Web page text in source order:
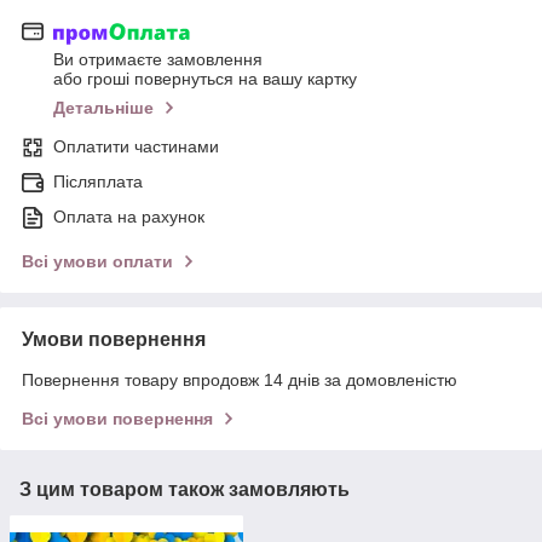
Ви отримаєте замовлення
або гроші повернуться на вашу картку
Детальніше
Оплатити частинами
Післяплата
Оплата на рахунок
Всі умови оплати
Умови повернення
Повернення товару впродовж 14 днів за домовленістю
Всі умови повернення
З цим товаром також замовляють